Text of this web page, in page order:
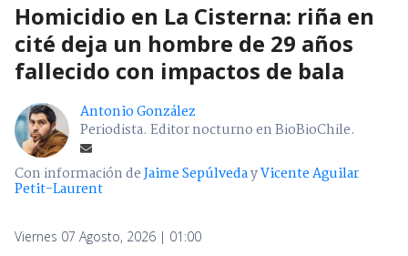
Homicidio en La Cisterna: riña en
cité deja un hombre de 29 años
fallecido con impactos de bala
Antonio González
Periodista. Editor nocturno en BioBioChile.
Con información deJaime SepúlvedayVicente Aguilar
Petit-Laurent
Viernes 07 Agosto, 2026 | 01:00